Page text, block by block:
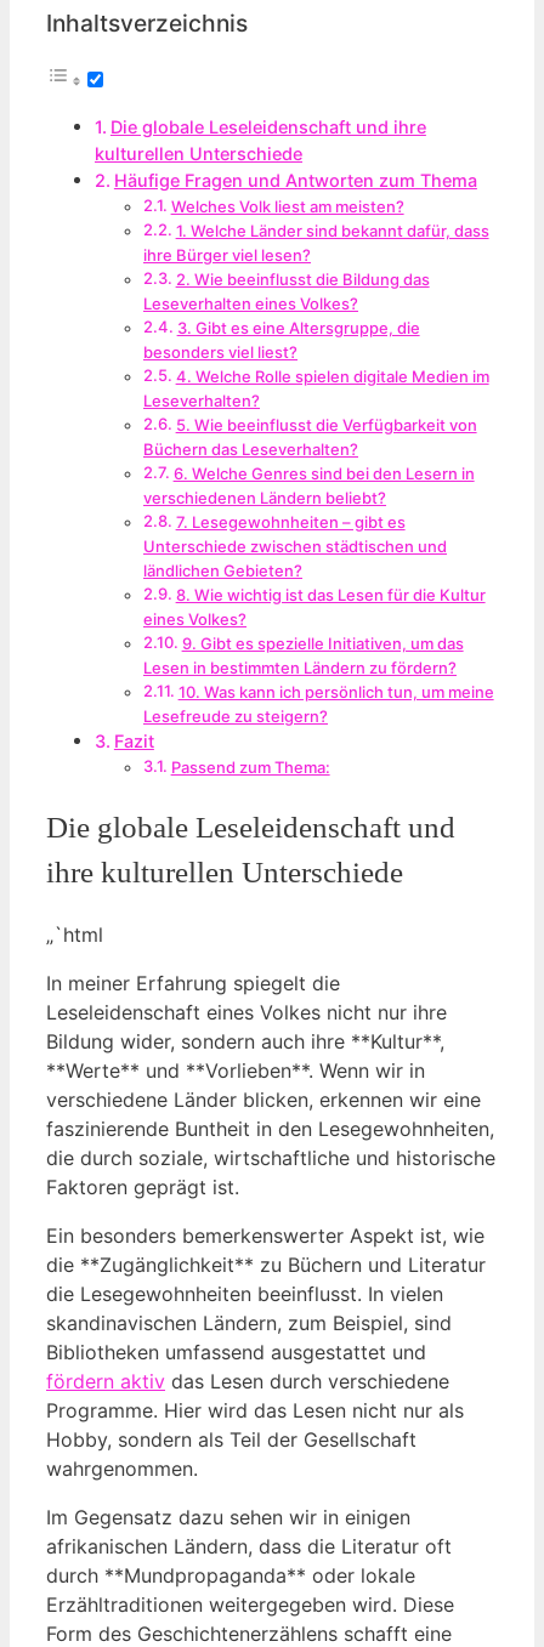
Inhaltsverzeichnis
Die globale Leseleidenschaft und ihre
kulturellen Unterschiede
Häufige Fragen und Antworten zum Thema
Welches Volk liest am meisten?
1. Welche Länder sind bekannt dafür, dass
ihre Bürger viel lesen?
2. Wie beeinflusst die Bildung das
Leseverhalten eines Volkes?
3. Gibt es eine Altersgruppe, die
besonders viel liest?
4. Welche Rolle spielen digitale Medien im
Leseverhalten?
5. Wie beeinflusst die Verfügbarkeit von
Büchern das Leseverhalten?
6. Welche Genres sind bei den Lesern in
verschiedenen Ländern beliebt?
7. Lesegewohnheiten – gibt es
Unterschiede zwischen städtischen und
ländlichen Gebieten?
8. Wie wichtig ist das Lesen für die Kultur
eines Volkes?
9. Gibt es spezielle Initiativen, um das
Lesen in bestimmten Ländern zu fördern?
10. Was kann ich persönlich tun, um meine
Lesefreude zu steigern?
Fazit
Passend zum Thema:
Die globale Leseleidenschaft und
ihre kulturellen Unterschiede
„`html
In meiner Erfahrung spiegelt die
Leseleidenschaft eines Volkes nicht nur ihre
Bildung wider, sondern auch ihre **Kultur**,
**Werte** und **Vorlieben**. Wenn wir in
verschiedene Länder blicken, erkennen wir eine
faszinierende Buntheit in den Lesegewohnheiten,
die durch soziale, wirtschaftliche und historische
Faktoren geprägt ist.
Ein besonders bemerkenswerter Aspekt ist, wie
die **Zugänglichkeit** zu Büchern und Literatur
die Lesegewohnheiten beeinflusst. In vielen
skandinavischen Ländern, zum Beispiel, sind
Bibliotheken umfassend ausgestattet und
fördern aktiv das Lesen durch verschiedene
Programme. Hier wird das Lesen nicht nur als
Hobby, sondern als Teil der Gesellschaft
wahrgenommen.
Im Gegensatz dazu sehen wir in einigen
afrikanischen Ländern, dass die Literatur oft
durch **Mundpropaganda** oder lokale
Erzähltraditionen weitergegeben wird. Diese
Form des Geschichtenerzählens schafft eine